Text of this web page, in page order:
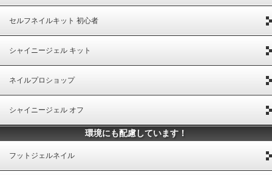
セルフネイルキット 初心者
シャイニージェル キット
ネイルプロショップ
シャイニージェル オフ
環境にも配慮しています！
フットジェルネイル